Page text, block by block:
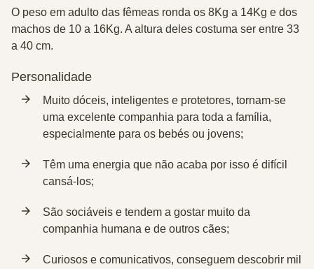
O peso em adulto das fêmeas ronda os 8Kg a 14Kg e dos
machos de 10 a 16Kg. A altura deles costuma ser entre 33
a 40 cm.
Personalidade
Muito dóceis, inteligentes e protetores, tornam-se
uma excelente companhia para toda a família,
especialmente para os bebés ou jovens;
Têm uma energia que não acaba por isso é difícil
cansá-los;
São sociáveis e tendem a gostar muito da
companhia humana e de outros cães;
Curiosos e comunicativos, conseguem descobrir mil